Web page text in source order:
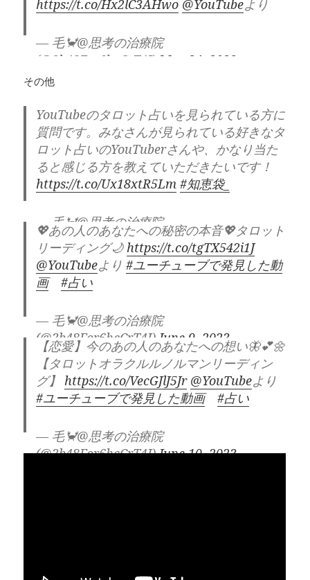
https://t.co/Hx2lC3AHwo @YouTubeより
— 毛🦀@思考の治療院
(@3b48For6hcCrT4J) May 24, 2023
その他
YouTubeのタロット占いを見られている方に
質問です。みなさんが見られている好きなタ
ロット占いのYouTuberさんや、かなり当た
ると感じる方を教えていただきたいです！
https://t.co/Ux18xtR5Lm #知恵袋_
— 毛🦀@思考の治療院
(@3b48For6hcCrT4J)May 25, 2023
💖あの人のあなたへの秘密の本音💖タロット
リーディング🌙 https://t.co/tgTX542i1J
@YouTubeより#ユーチューブで発見した動
画
#占い
— 毛🦀@思考の治療院
(@3b48For6hcCrT4J) June 9, 2023
【恋愛】今のあの人のあなたへの想い🦋💕🌼
【タロットオラクルルノルマンリーディン
グ】 https://t.co/VecGJlJ5Jr @YouTubeより
#ユーチューブで発見した動画
#占い
— 毛🦀@思考の治療院
(@3b48For6hcCrT4J)June 10, 2023